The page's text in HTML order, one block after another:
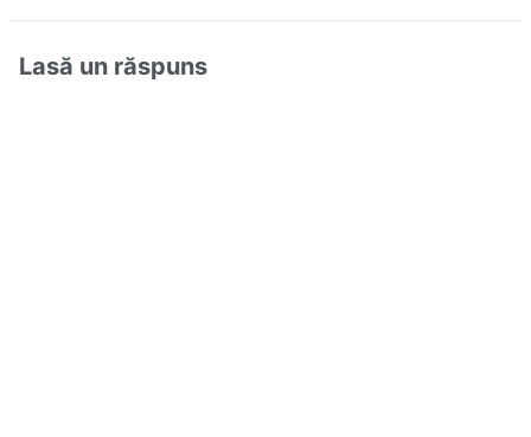
Lasă un răspuns